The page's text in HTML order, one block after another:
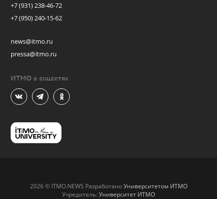
+7 (931) 238-46-72
+7 (950) 240-15-62
news@itmo.ru
pressa@itmo.ru
ИТМО в соцсетях
2026 © ITMO.NEWS РазработаноУниверситетом ИТМО
Учредитель: Университет ИТМО